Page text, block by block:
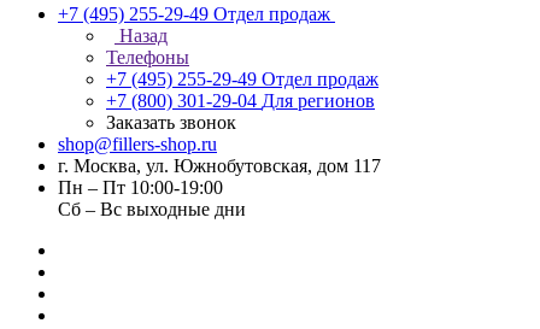
+7 (495) 255-29-49 Отдел продаж
Назад
Телефоны
+7 (495) 255-29-49 Отдел продаж
+7 (800) 301-29-04 Для регионов
Заказать звонок
shop@fillers-shop.ru
г. Москва, ул. Южнобутовская, дом 117
Пн – Пт 10:00-19:00
Сб – Вс выходные дни